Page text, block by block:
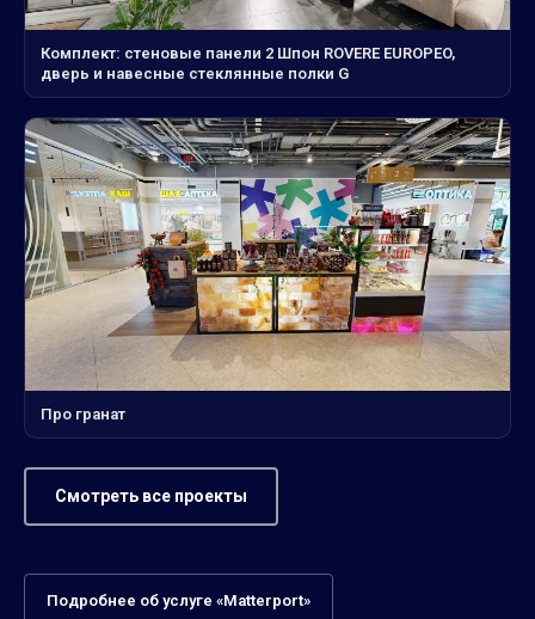
Комплект: стеновые панели 2 Шпон ROVERE EUROPEO,
дверь и навесные стеклянные полки G
Про гранат
Смотреть все проекты
Подробнее об услуге «Matterport»